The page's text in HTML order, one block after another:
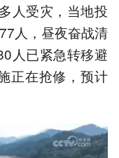
人受灾，当地投
人，昼夜奋战清
人已紧急转移避
正在抢修，预计